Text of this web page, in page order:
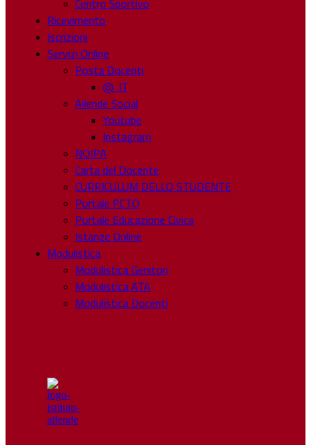
Centro Sportivo
Ricevimento
Iscrizioni
Servizi Online
Posta Docenti
@ .IT
Allende Social
Youtube
Instagram
NOIPA
Carta del Docente
CURRICULUM DELLO STUDENTE
Portale PCTO
Portale Educazione Civica
Istanze Online
Modulistica
Modulistica Genitori
Modulistica ATA
Modulistica Docenti